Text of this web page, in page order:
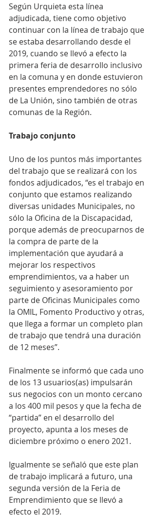
Según Urquieta esta línea
adjudicada, tiene como objetivo
continuar con la línea de trabajo que
se estaba desarrollando desde el
2019, cuando se llevó a efecto la
primera feria de desarrollo inclusivo
en la comuna y en donde estuvieron
presentes emprendedores no sólo
de La Unión, sino también de otras
comunas de la Región.
Trabajo conjunto
Uno de los puntos más importantes
del trabajo que se realizará con los
fondos adjudicados, “es el trabajo en
conjunto que estamos realizando
diversas unidades Municipales, no
sólo la Oficina de la Discapacidad,
porque además de preocuparnos de
la compra de parte de la
implementación que ayudará a
mejorar los respectivos
emprendimientos, va a haber un
seguimiento y asesoramiento por
parte de Oficinas Municipales como
la OMIL, Fomento Productivo y otras,
que llega a formar un completo plan
de trabajo que tendrá una duración
de 12 meses”.
Finalmente se informó que cada uno
de los 13 usuarios(as) impulsarán
sus negocios con un monto cercano
a los 400 mil pesos y que la fecha de
“partida” en el desarrollo del
proyecto, apunta a los meses de
diciembre próximo o enero 2021.
Igualmente se señaló que este plan
de trabajo implicará a futuro, una
segunda versión de la Feria de
Emprendimiento que se llevó a
efecto el 2019.